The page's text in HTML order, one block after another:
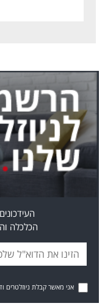
הכלכלה
אני מאשר קבלת ניוזלטרים